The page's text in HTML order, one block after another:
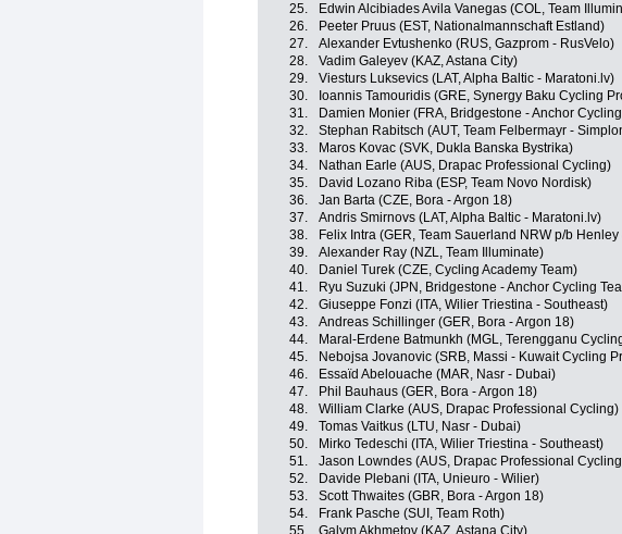
25.
Edwin Alcibiades Avila Vanegas (COL, Team
26.
Peeter Pruus (EST, Nationalmannschaft Estland)
27.
Alexander Evtushenko (RUS, Gazprom - RusVelo)
28.
Vadim Galeyev (KAZ, Astana City)
29.
Viesturs Luksevics (LAT, Alpha Baltic - Maratoni.lv)
30.
Ioannis Tamouridis (GRE, Synergy Baku Cycling
31.
Damien Monier (FRA, Bridgestone - Anchor
32.
Stephan Rabitsch (AUT, Team Felbermayr -
33.
Maros Kovac (SVK, Dukla Banska Bystrika)
34.
Nathan Earle (AUS, Drapac Professional Cycling)
35.
David Lozano Riba (ESP, Team Novo Nordisk)
36.
Jan Barta (CZE, Bora - Argon 18)
37.
Andris Smirnovs (LAT, Alpha Baltic - Maratoni.lv)
38.
Felix Intra (GER, Team Sauerland NRW p/b
39.
Alexander Ray (NZL, Team Illuminate)
40.
Daniel Turek (CZE, Cycling Academy Team)
41.
Ryu Suzuki (JPN, Bridgestone - Anchor Cycling
42.
Giuseppe Fonzi (ITA, Wilier Triestina - Southeast)
43.
Andreas Schillinger (GER, Bora - Argon 18)
44.
Maral-Erdene Batmunkh (MGL, Terengganu
45.
Nebojsa Jovanovic (SRB, Massi - Kuwait Cycling
46.
Essaïd Abelouache (MAR, Nasr - Dubai)
47.
Phil Bauhaus (GER, Bora - Argon 18)
48.
William Clarke (AUS, Drapac Professional Cycling)
49.
Tomas Vaitkus (LTU, Nasr - Dubai)
50.
Mirko Tedeschi (ITA, Wilier Triestina - Southeast)
51.
Jason Lowndes (AUS, Drapac Professional
52.
Davide Plebani (ITA, Unieuro - Wilier)
53.
Scott Thwaites (GBR, Bora - Argon 18)
54.
Frank Pasche (SUI, Team Roth)
55.
Galym Akhmetov (KAZ, Astana City)